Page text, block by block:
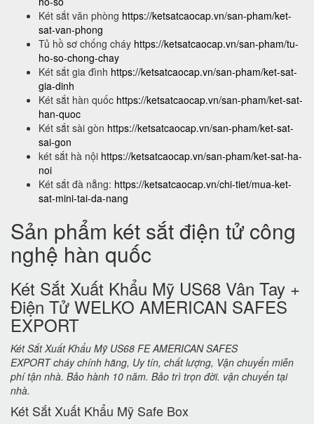
Két sắt văn phòng https://ketsatcaocap.vn/san-pham/ket-
sat-van-phong
Tủ hồ sơ chống cháy https://ketsatcaocap.vn/san-pham/tu-
ho-so-chong-chay
Két sắt gia đình https://ketsatcaocap.vn/san-pham/ket-sat-
gia-dinh
Két sắt hàn quốc https://ketsatcaocap.vn/san-pham/ket-sat-
han-quoc
Két sắt sài gòn https://ketsatcaocap.vn/san-pham/ket-sat-
sai-gon
két sắt hà nội https://ketsatcaocap.vn/san-pham/ket-sat-ha-
noi
Két sắt đà nẵng: https://ketsatcaocap.vn/chi-tiet/mua-ket-
sat-mini-tai-da-nang
Sản phẩm két sắt điện tử công
nghệ hàn quốc
Két Sắt Xuất Khẩu Mỹ US68 Vân Tay +
Điện Tử WELKO AMERICAN SAFES
EXPORT
Két Sắt Xuất Khẩu Mỹ US68 FE AMERICAN SAFES
EXPORT cháy chính hãng, Uy tín, chất lượng, Vận chuyển miễn
phí tận nhà. Bảo hành 10 năm. Bảo trì trọn đời. vận chuyển tại
nhà.
Két Sắt Xuất Khẩu Mỹ Safe Box